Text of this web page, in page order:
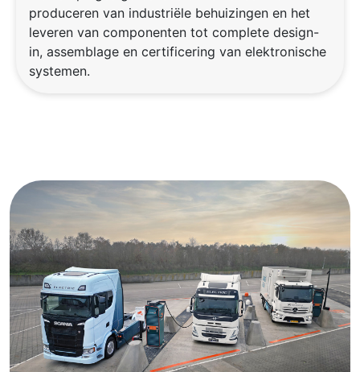
produceren van industriële behuizingen en het
leveren van componenten tot complete design-
in, assemblage en certificering van elektronische
systemen.